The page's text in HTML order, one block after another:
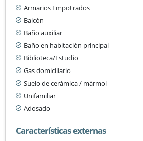
Armarios Empotrados
Balcón
Baño auxiliar
Baño en habitación principal
Biblioteca/Estudio
Gas domiciliario
Suelo de cerámica / mármol
Unifamiliar
Adosado
Características externas